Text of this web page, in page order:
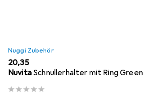
Nuggi Zubehör
EUR
20,35
Nuvita Schnullerhalter mit Ring